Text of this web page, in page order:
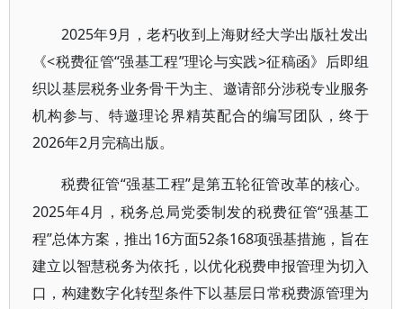
2025年9月，老朽收到上海财经大学出版社发出
《<税费征管“强基工程”理论与实践>征稿函》后即组
织以基层税务业务骨干为主、邀请部分涉税专业服务
机构参与、特邀理论界精英配合的编写团队，终于
2026年2月完稿出版。
税费征管“强基工程”是第五轮征管改革的核心。
2025年4月，税务总局党委制发的税费征管“强基工
程”总体方案，推出16方面52条168项强基措施，旨在
建立以智慧税务为依托，以优化税费申报管理为切入
口，构建数字化转型条件下以基层日常税费源管理为